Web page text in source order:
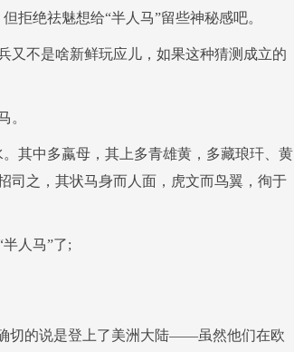
拒绝祛魅想给“半人马”留些神秘感吧。
又不是啥新鲜玩应儿，如果这种猜测成立的
。
其中多蠃母，其上多青雄黄，多藏琅玕、黄
司之，其状马身而人面，虎文而鸟翼，徇于
人马”了;
切的说是登上了美洲大陆——虽然他们在欧